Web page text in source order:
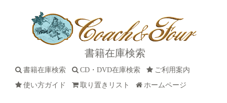
書籍在庫検索
書籍在庫検索 CD・DVD在庫検索
ご利用案内
使い方ガイド
取り置きリスト ホームページ